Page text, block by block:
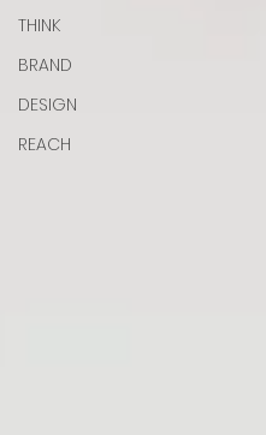
THINK
BRAND
DESIGN
REACH